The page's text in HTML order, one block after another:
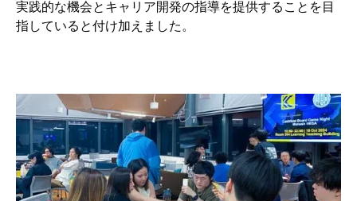
実践的な機会とキャリア開発の指導を提供することを目
指していると付け加えました。